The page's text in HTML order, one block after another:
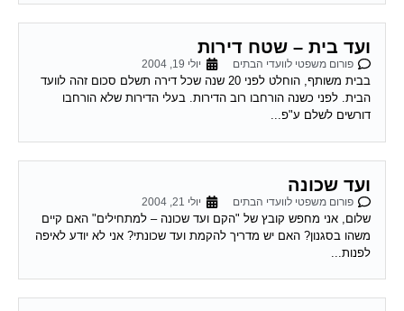
ועד בית – שטח דירות
פורום משפטי לוועדי הבתים יולי 19, 2004
בבית משותף, הוחלט לפני 20 שנה שכל דירה תשלם סכום זהה לוועד
הבית. לפני כשנה הורחבו רוב הדירות. בעלי הדירות שלא הורחבו
דורשים לשלם ע"פ...
ועד שכונה
פורום משפטי לוועדי הבתים יולי 21, 2004
שלום, אני מחפש קובץ של "הקם ועד שכונה – למתחילים" האם קיים
משהו בסגנון? האם יש מדריך להקמת ועד שכונתי? אני לא יודע לאיפה
לפנות...